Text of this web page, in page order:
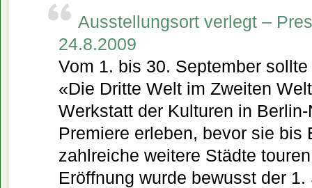
Ausstellungsort verlegt –
24.8.2009
Vom 1. bis 30. September
«Die Dritte Welt im Zweiten
Werkstatt der Kulturen in
Premiere erleben, bevor sie bis
zahlreiche weitere Städte
Eröffnung wurde bewusst der 1.